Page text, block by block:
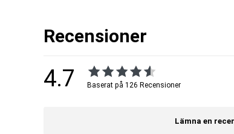
Aminosyra som verkar lugnande
Hjälper kroppen att hantera stress och främjar
Body Science ZMA
Innehåller zink, magnesium och vitamin B6.
Recensioner
4.7 Baserat på 126 Recensioner
Lämna en